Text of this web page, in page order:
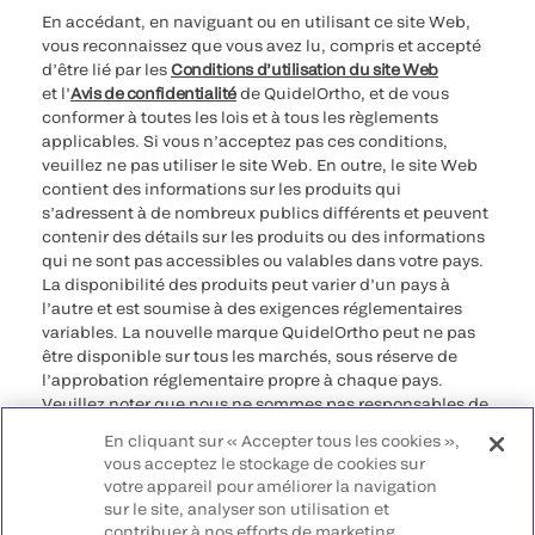
En accédant, en naviguant ou en utilisant ce site Web,
vous reconnaissez que vous avez lu, compris et accepté
d’être lié par lesConditions d’utilisation du site Web
et l’Avis de confidentialitéde QuidelOrtho, et de vous
conformer à toutes les lois et à tous les règlements
applicables. Si vous n’acceptez pas ces conditions,
veuillez ne pas utiliser le site Web. En outre, le site Web
contient des informations sur les produits qui
s’adressent à de nombreux publics différents et peuvent
contenir des détails sur les produits ou des informations
qui ne sont pas accessibles ou valables dans votre pays.
La disponibilité des produits peut varier d’un pays à
l’autre et est soumise à des exigences réglementaires
variables. La nouvelle marque QuidelOrtho peut ne pas
être disponible sur tous les marchés, sous réserve de
l’approbation réglementaire propre à chaque pays.
Veuillez noter que nous ne sommes pas responsables de
conformes à une procédure légale, à une
réglementation, à un enregistrement ou à un usage dans
votre pays d’origine.
En cliquant sur « Accepter tous les cookies »,
vous acceptez le stockage de cookies sur
votre appareil pour améliorer la navigation
sur le site, analyser son utilisation et